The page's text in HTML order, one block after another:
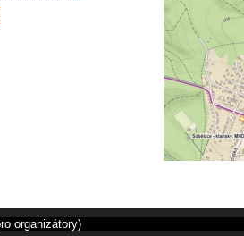
organizátory)